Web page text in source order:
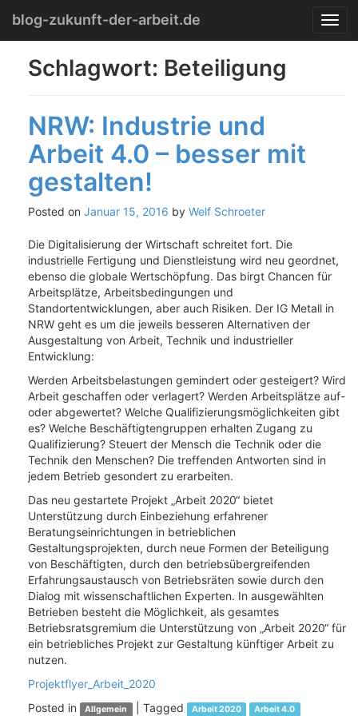
Menu
content
T
o
n
blog-zukunft-der-arbeit.de
Schlagwort: Beteiligung
NRW: Industrie und
Arbeit 4.0 – besser mit
gestalten!
Posted on Januar 15, 2016 by Welf Schroeter
Die Digitalisierung der Wirtschaft schreitet fort. Die
industrielle Fertigung und Dienstleistung wird neu geordnet,
ebenso die globale Wertschöpfung. Das birgt Chancen für
Arbeitsplätze, Arbeitsbedingungen und
Standortentwicklungen, aber auch Risiken. Der IG Metall in
NRW geht es um die jeweils besseren Alternativen der
Ausgestaltung von Arbeit, Technik und industrieller
Entwicklung:
Werden Arbeitsbelastungen gemindert oder gesteigert? Wird
Arbeit geschaffen oder verlagert? Werden Arbeitsplätze auf-
oder abgewertet? Welche Qualifizierungsmöglichkeiten gibt
es? Welche Beschäftigtengruppen erhalten Zugang zu
Qualifizierung? Steuert der Mensch die Technik oder die
Technik den Menschen? Die treffenden Antworten sind in
jedem Betrieb gesondert zu erarbeiten.
Das neu gestartete Projekt „Arbeit 2020“ bietet
Unterstützung durch Einbeziehung erfahrener
Beratungseinrichtungen in betrieblichen
Gestaltungsprojekten, durch neue Formen der Beteiligung
von Beschäftigten, durch den betriebsübergreifenden
Erfahrungsaustausch von Betriebsräten sowie durch den
Dialog mit wissenschaftlichen Experten. In ausgewählten
Betrieben besteht die Möglichkeit, als gesamtes
Betriebsratsgremium die Unterstützung von „Arbeit 2020“ für
ein betriebliches Projekt zur Gestaltung künftiger Arbeit zu
nutzen.
Projektflyer_Arbeit_2020
Posted in
Allgemein Tagged Arbeit 2020 Arbeit 4.0